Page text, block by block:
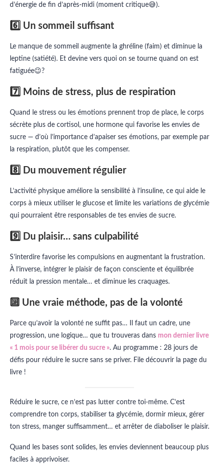
d’énergie de fin d’après-midi (moment critique😅).
6️⃣ Un sommeil suffisant
Le manque de sommeil augmente la ghréline (faim) et diminue la
leptine (satiété). Et devine vers quoi on se tourne quand on est
fatiguée😉?
7️⃣ Moins de stress, plus de respiration
Quand le stress ou les émotions prennent trop de place, le corps
sécrète plus de cortisol, une hormone qui favorise les envies de
sucre — d’où l’importance d’apaiser ses émotions, par exemple par
la respiration, plutôt que les compenser.
8️⃣ Du mouvement régulier
L’activité physique améliore la sensibilité à l’insuline, ce qui aide le
corps à mieux utiliser le glucose et limite les variations de glycémie
qui pourraient être responsables de tes envies de sucre.
9️⃣ Du plaisir… sans culpabilité
S’interdire favorise les compulsions en augmentant la frustration.
À l’inverse, intégrer le plaisir de façon consciente et équilibrée
réduit la pression mentale… et diminue les craquages.
🔟 Une vraie méthode, pas de la volonté
Parce qu’avoir la volonté ne suffit pas… Il faut un cadre, une
progression, une logique… que tu trouveras dans mon dernier livre
« 1 mois pour se libérer du sucre ». Au programme : 28 jours de
défis pour réduire le sucre sans se priver. File découvrir la page du
livre !
Réduire le sucre, ce n’est pas lutter contre toi-même. C’est
comprendre ton corps, stabiliser ta glycémie, dormir mieux, gérer
ton stress, manger suffisamment… et arrêter de diaboliser le plaisir.
Quand les bases sont solides, les envies deviennent beaucoup plus
faciles à apprivoiser.